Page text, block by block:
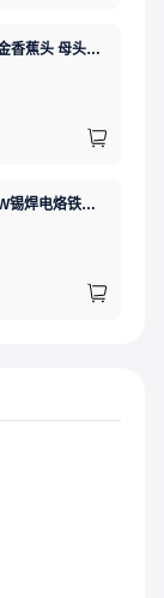
AMASS(艾迈斯)航模插头 3.5mm镀金香蕉头 母头XT60-F.G.Y
GJ(黄花高洁)，电烙铁30W/40W/60W锡焊电烙铁焊接工具电焊笔手机电子维修（内热35W），NO.435(35W)